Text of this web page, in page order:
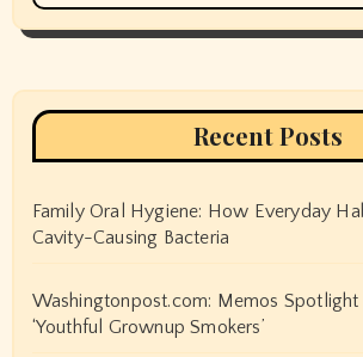
Recent Posts
Family Oral Hygiene: How Everyday
Cavity-Causing Bacteria
Washingtonpost.com: Memos
‘Youthful Grownup Smokers’